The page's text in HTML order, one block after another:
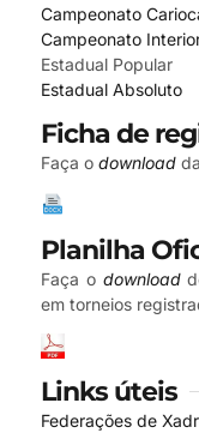
Campeonato
Campeonato
Estadual Popular
Estadual Absoluto
Ficha de
Faça o download
Planilha
Faça o download
em torneios
Links úteis
Federações de